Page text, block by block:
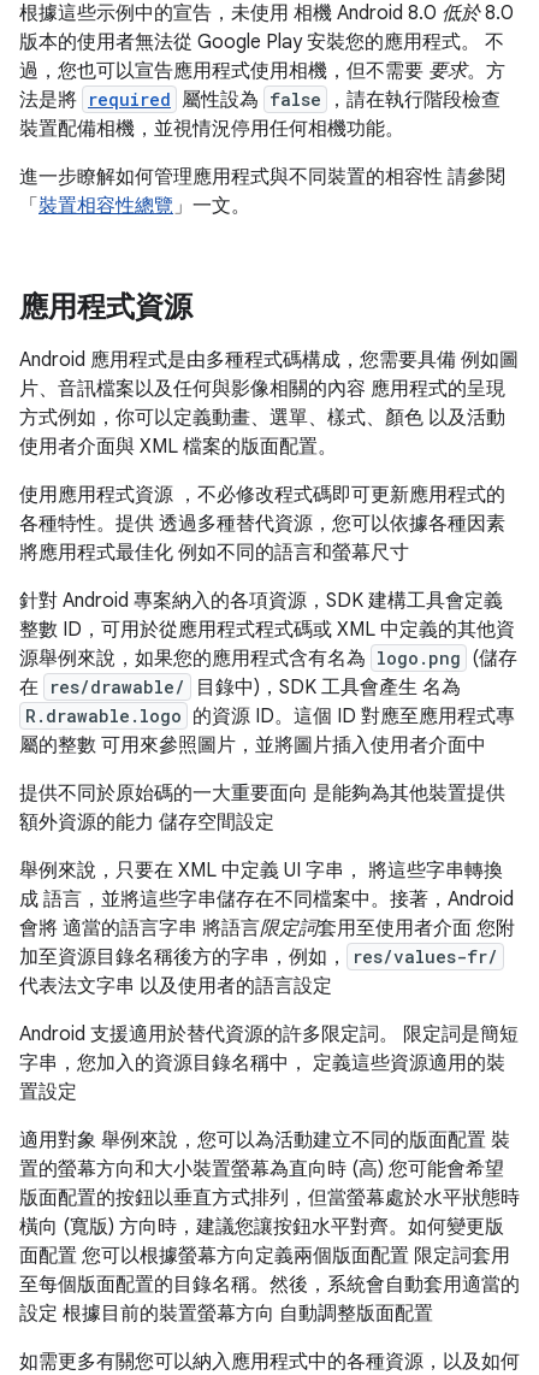
根據這些示例中的宣告，未使用 相機 Android 8.0 低於8.0
版本的使用者無法從 Google Play 安裝您的應用程式。 不
過，您也可以宣告應用程式使用相機，但不需要 要求。方
法是將 required 屬性設為 false
，請在執行階段檢查
裝置配備相機，並視情況停用任何相機功能。
進一步瞭解如何管理應用程式與不同裝置的相容性 請參閱
「 裝置相容性總覽」一文。
應用程式資源
Android 應用程式是由多種程式碼構成，您需要具備 例如圖
片、音訊檔案以及任何與影像相關的內容 應用程式的呈現
方式例如，你可以定義動畫、選單、樣式、顏色 以及活動
使用者介面與 XML 檔案的版面配置。
使用應用程式資源 ，不必修改程式碼即可更新應用程式的
各種特性。提供 透過多種替代資源，您可以依據各種因素
將應用程式最佳化 例如不同的語言和螢幕尺寸
針對 Android 專案納入的各項資源，SDK 建構工具會定義
整數 ID，可用於從應用程式程式碼或 XML 中定義的其他資
源舉例來說，如果您的應用程式含有名為 logo.png (儲存
在 res/drawable/ 目錄中)，SDK 工具會產生 名為
R.drawable.logo 的資源 ID。這個 ID 對應至應用程式專
屬的整數 可用來參照圖片，並將圖片插入使用者介面中
提供不同於原始碼的一大重要面向 是能夠為其他裝置提供
額外資源的能力 儲存空間設定
舉例來說，只要在 XML 中定義 UI 字串， 將這些字串轉換
成 語言，並將這些字串儲存在不同檔案中。接著，Android
會將 適當的語言字串 將語言限定詞套用至使用者介面 您附
加至資源目錄名稱後方的字串，例如，
res/values-fr/
代表法文字串 以及使用者的語言設定
Android 支援適用於替代資源的許多限定詞。 限定詞是簡短
字串，您加入的資源目錄名稱中， 定義這些資源適用的裝
置設定
適用對象 舉例來說，您可以為活動建立不同的版面配置 裝
置的螢幕方向和大小裝置螢幕為直向時 (高) 您可能會希望
版面配置的按鈕以垂直方式排列，但當螢幕處於水平狀態時
橫向 (寬版) 方向時，建議您讓按鈕水平對齊。如何變更版
面配置 您可以根據螢幕方向定義兩個版面配置 限定詞套用
至每個版面配置的目錄名稱。然後，系統會自動套用適當的
設定 根據目前的裝置螢幕方向 自動調整版面配置
如需更多有關您可以納入應用程式中的各種資源，以及如何